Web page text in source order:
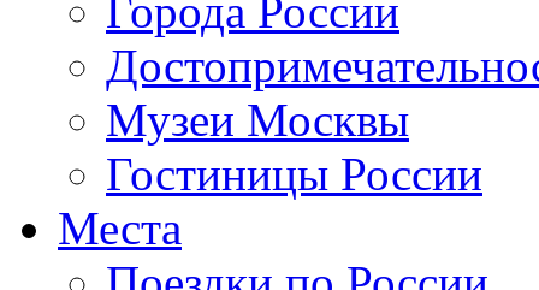
Города России
Музеи Москвы
Гостиницы России
Места